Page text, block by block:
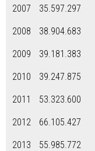
2007
35.597.297
2008
38.904.683
2009
39.181.383
2010
39.247.875
2011
53.323.600
2012
66.105.427
2013
55.985.772